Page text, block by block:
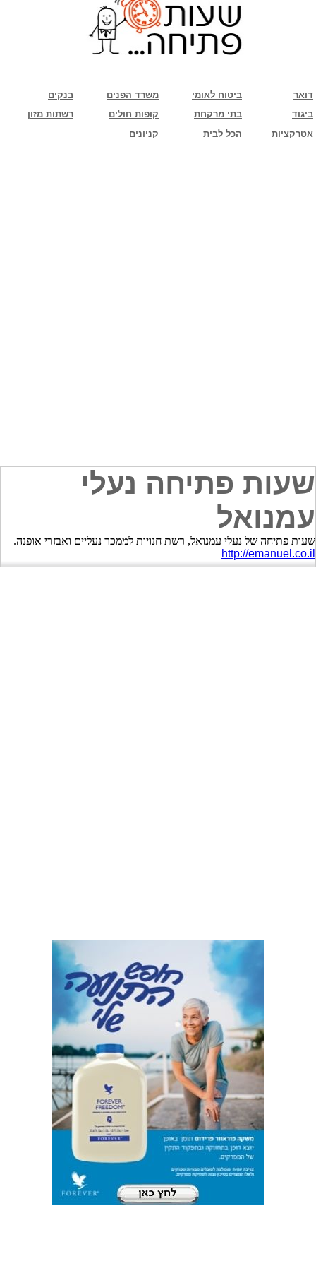
בנקים משרד הפנים ביטוח לאומי
דואר
רשתות מזון
קופות חולים בתי מרקחת
ביגוד
קניונים
הכל לבית אטרקציות
שעות פתיחה נעלי
עמנואל
שעות פתיחה של נעלי עמנואל, רשת חנויות לממכר נעליים ואבזרי אופנה.
http://emanuel.co.il